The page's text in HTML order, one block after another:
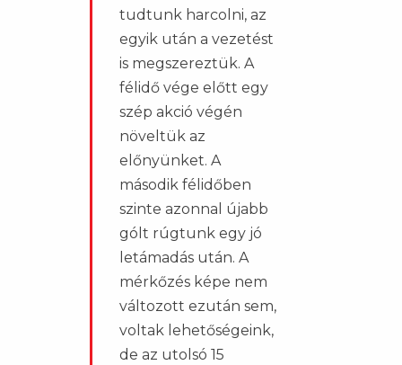
tudtunk harcolni, az
egyik után a vezetést
is megszereztük. A
félidő vége előtt egy
szép akció végén
növeltük az
előnyünket. A
második félidőben
szinte azonnal újabb
gólt rúgtunk egy jó
letámadás után. A
mérkőzés képe nem
változott ezután sem,
voltak lehetőségeink,
de az utolsó 15